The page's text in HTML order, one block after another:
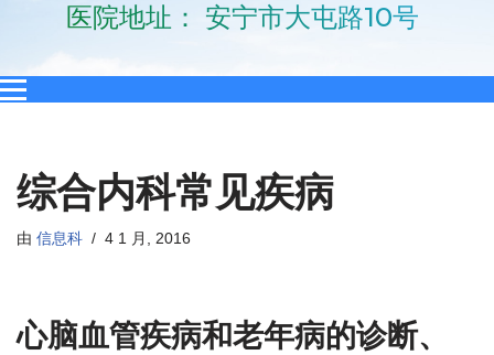
医院地址： 安宁市大屯路10号
综合内科常见疾病
由 信息科 4 1 月, 2016
心脑血管疾病和老年病的诊断、